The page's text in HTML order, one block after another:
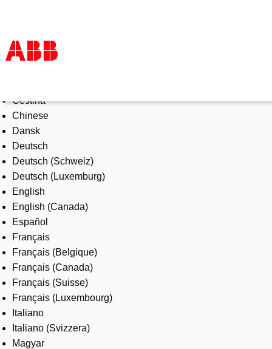
Products & Solutions
Industries
Services
About us
Where to buy
Contact us
Careers
Čeština
Chinese
Dansk
Deutsch
Deutsch (Schweiz)
Deutsch (Luxemburg)
English
English (Canada)
Español
Français
Français (Belgique)
Français (Canada)
Français (Suisse)
Français (Luxembourg)
Italiano
Italiano (Svizzera)
Magyar